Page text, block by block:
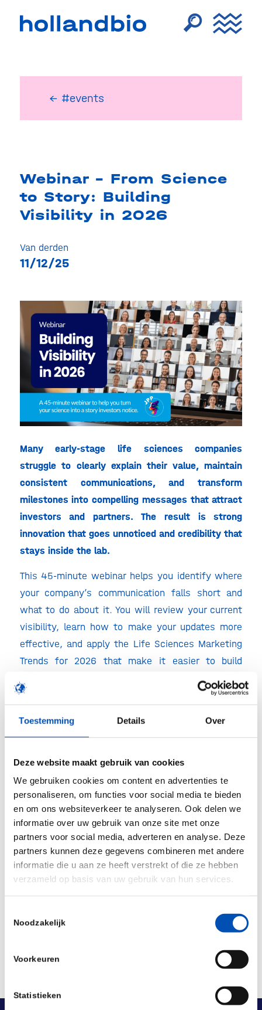
Toestemming Details Over
Deze website maakt gebruik van cookies
We gebruiken cookies om content en advertenties te
personaliseren, om functies voor social media te bieden
en om ons websiteverkeer te analyseren. Ook delen we
informatie over uw gebruik van onze site met onze
partners voor social media, adverteren en analyse. Deze
partners kunnen deze gegevens combineren met andere
informatie die u aan ze heeft verstrekt of die ze hebben
verzameld op basis van uw gebruik van hun services.
Noodzakelijk
Voorkeuren
Statistieken
← #events
Webinar – From Science
to Story: Building
Visibility in 2026
Van derden
11/12/25
Many early-stage life sciences companies
struggle to clearly explain their value, maintain
consistent communications, and transform
milestones into compelling messages that attract
investors and partners. The result is strong
innovation that goes unnoticed and credibility that
stays inside the lab.
This 45-minute webinar helps you identify where
your company’s communication falls short and
what to do about it. You will review your current
visibility, learn how to make your updates more
effective, and apply the Life Sciences Marketing
Trends for 2026 that make it easier to build
You will use JPP’s practical framework to audit
your own channels and materials so you know
exactly where to improve before your next
Where? Online
When? December 11, 16.00 – 16.45 CET
For more information & registration, please
the website.